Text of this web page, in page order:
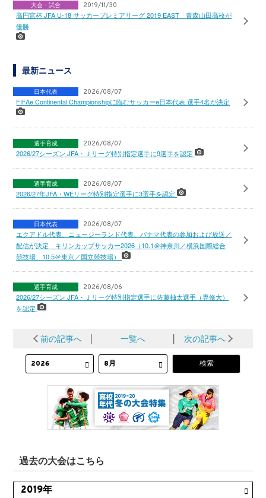
大会・試合 2019/11/30
高円宮杯 JFA U-18 サッカープレミアリーグ 2019 EAST 青森山田高校が
優勝
最新ニュース
日本代表 2026/08/07
FIFAe Continental Championshipに臨むサッカーe日本代表 選手4名が決定
選手育成 2026/08/07
2026/27シーズン JFA・Ｊリーグ特別指定選手に9選手を認定
選手育成 2026/08/07
2026/27年JFA・WEリーグ特別指定選手に3選手を認定
日本代表 2026/08/07
エクアドル代表、ニュージーランド代表、パナマ代表の参加および放送／
配信が決定 キリンカップサッカー2026（10.1＠神奈川／横浜国際総合
競技場、10.5＠東京／国立競技場）
選手育成 2026/08/06
2026/27シーズン JFA・Ｊリーグ特別指定選手に佐藤柚太選手（専修大）
を認定
前の記事へ │ 一覧へ │ 次の記事へ
過去の大会はこちら